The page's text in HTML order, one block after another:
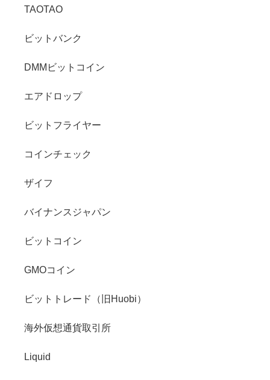
TAOTAO
ビットバンク
DMMビットコイン
エアドロップ
ビットフライヤー
コインチェック
ザイフ
バイナンスジャパン
ビットコイン
GMOコイン
ビットトレード（旧Huobi）
海外仮想通貨取引所
Liquid